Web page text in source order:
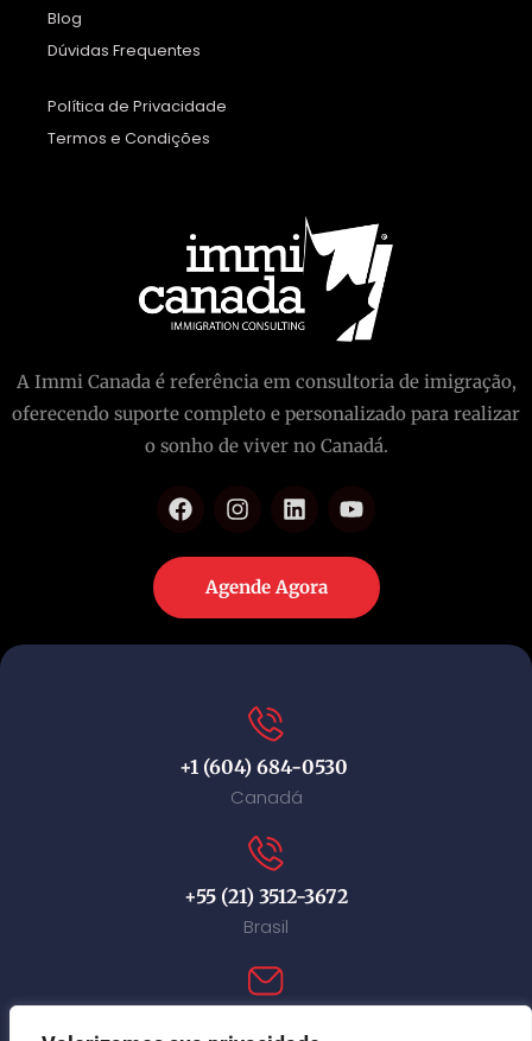
Blog
Dúvidas Frequentes
Política de Privacidade
Termos e Condições
A Immi Canada é referência em consultoria de imigração,
oferecendo suporte completo e personalizado para realizar
o sonho de viver no Canadá.
Agende Agora
+1 (604) 684-0530
Canadá
+55 (21) 3512-3672
Brasil